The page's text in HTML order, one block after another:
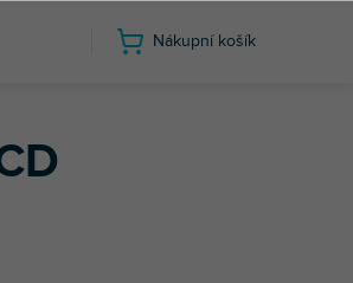
Nákupní košík